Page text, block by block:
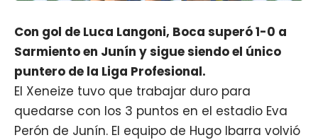
Con gol de Luca Langoni, Boca superó 1-0 a
Sarmiento en Junín y sigue siendo el único
puntero de la Liga Profesional.
El Xeneize tuvo que trabajar duro para
quedarse con los 3 puntos en el estadio Eva
Perón de Junín. El equipo de Hugo Ibarra volvió